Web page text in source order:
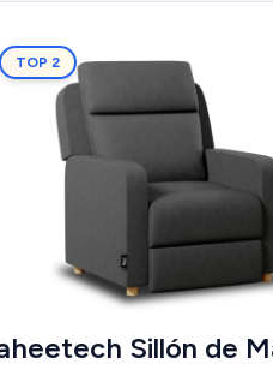
TOP 2
Sillón de